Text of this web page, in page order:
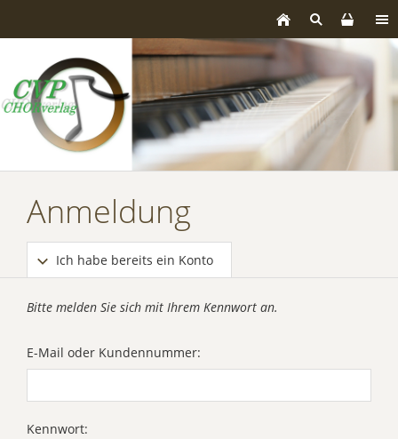
Anmeldung
Ich habe bereits ein Konto
Bitte melden Sie sich mit Ihrem Kennwort an.
E-Mail oder Kundennummer:
Kennwort: